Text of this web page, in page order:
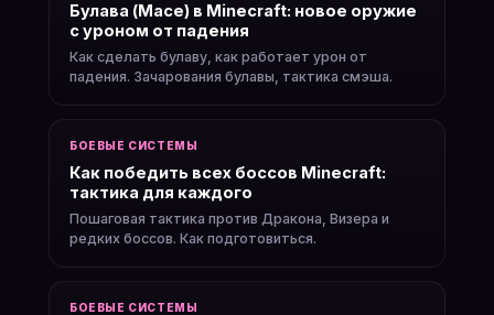
Булава (Mace) в Minecraft: новое оружие
с уроном от падения
Как сделать булаву, как работает урон от
падения. Зачарования булавы, тактика смэша.
БОЕВЫЕ СИСТЕМЫ
Как победить всех боссов Minecraft:
тактика для каждого
Пошаговая тактика против Дракона, Визера и
редких боссов. Как подготовиться.
БОЕВЫЕ СИСТЕМЫ